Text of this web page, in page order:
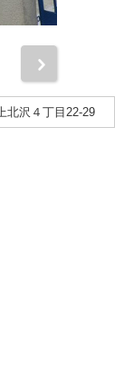
北沢４丁目22-29